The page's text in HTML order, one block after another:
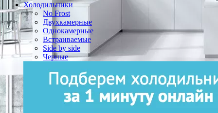
Холодильники
No Frost
Двухкамерные
Однокамерные
Встраиваемые
Side by side
Черные